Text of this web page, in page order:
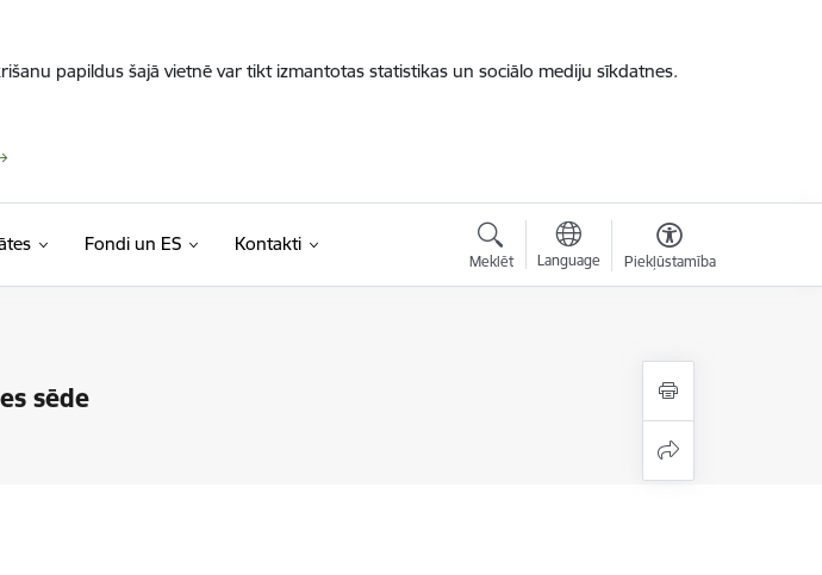
papildus šajā vietnē var tikt izmantotas statistikas un sociālo mediju sīkdatnes.
Fondi un ES Kontakti
Meklēt Language Piekļūstamība
sēde